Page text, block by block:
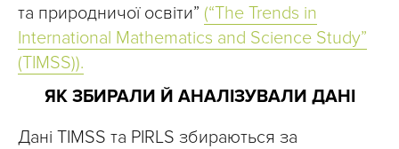
та природничої освіти” (“The Trends in
International Mathematics and Science Study”
(TIMSS)).
ЯК ЗБИРАЛИ Й АНАЛІЗУВАЛИ ДАНІ
Дані TIMSS та PIRLS збираються за